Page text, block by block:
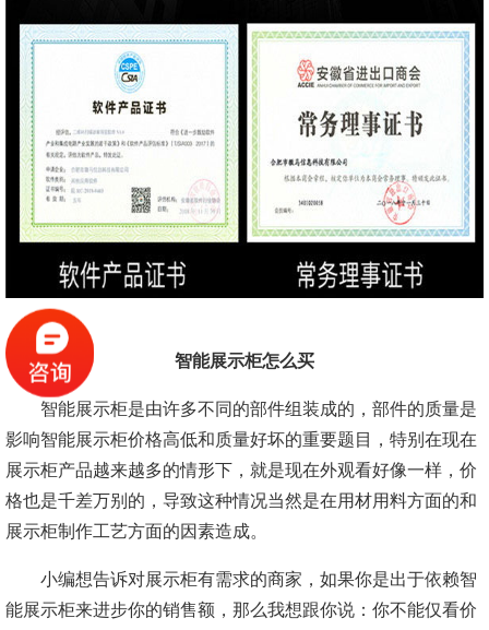
智能展示柜怎么买
智能展示柜是由许多不同的部件组装成的，部件的质量是
影响智能展示柜价格高低和质量好坏的重要题目，特别在现在
展示柜产品越来越多的情形下，就是现在外观看好像一样，价
格也是千差万别的，导致这种情况当然是在用材用料方面的和
展示柜制作工艺方面的因素造成。
小编想告诉对展示柜有需求的商家，如果你是出于依赖智
能展示柜来进步你的销售额，那么我想跟你说：你不能仅看价